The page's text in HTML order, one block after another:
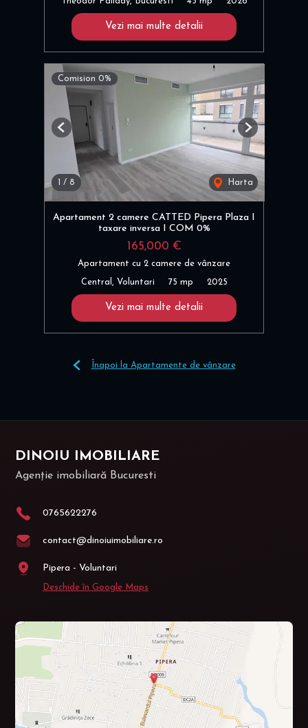
Vezi mai multe detalii
Comision 0%
1 / 8 Harta
Previous Next
Apartament 2 camere CATTED Pipera Plaza I
taxare inversa I COM 0%
165,000 €
Apartament cu 2 camere de vânzare
Central, Voluntari 75 mp 2025
Vezi mai multe detalii
Înapoi la Apartamente de vânzare
DINOIU IMOBILIARE
Agenție imobiliară Bucuresti
0765622276
contact@dinoiuimobiliare.ro
Pipera - Voluntari
Deschide în Google Maps